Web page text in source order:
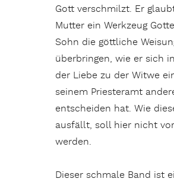
Gott verschmilzt. Er
Mutter ein Werkzeug
Sohn die göttliche
überbringen, wie er sich
der Liebe zu der Witwe
seinem Priesteramt
entscheiden hat. Wie
ausfällt, soll hier nicht
werden.
Dieser schmale Band ist